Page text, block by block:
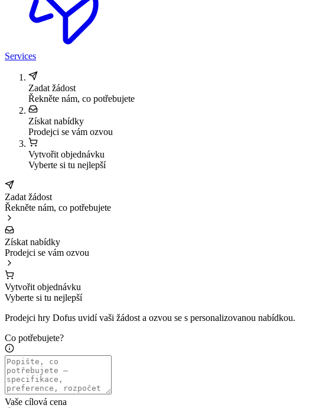
Services
Zadat žádost
Řekněte nám, co potřebujete
Získat nabídky
Prodejci se vám ozvou
Vytvořit objednávku
Vyberte si tu nejlepší
Zadat žádost
Řekněte nám, co potřebujete
Získat nabídky
Prodejci se vám ozvou
Vytvořit objednávku
Vyberte si tu nejlepší
Prodejci hry Dofus uvidí vaši žádost a ozvou se s personalizovanou nabídkou.
Co potřebujete?
Vaše cílová cena